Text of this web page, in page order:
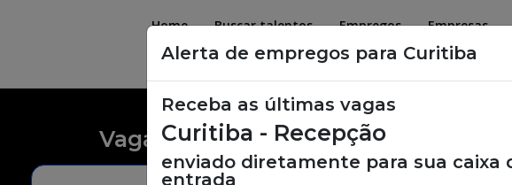
Home Buscar talentos Empregos Empresas
Vagas de emprego, oportunidades
Alerta de empregos para Curitiba
Receba as últimas vagas
Curitiba - Recepção
enviado diretamente para sua caixa
entrada